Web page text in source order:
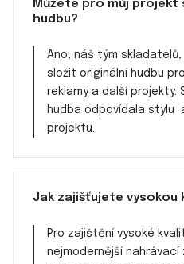
Můžete pro můj
hudbu?
Ano, náš tým skladatelů,
složit originální hudbu
reklamy a další projekty.
hudba odpovídala stylu
projektu.
Jak zajišťujete vysokou
Pro zajištění vysoké
nejmodernější nahrávací